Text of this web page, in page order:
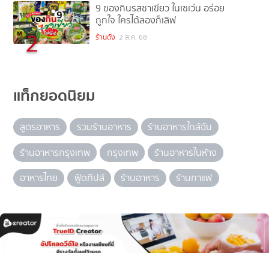
2
9 ของกินรสชาเขียว ในเซเว่น อร่อย
ถูกใจ ใครได้ลองก็เลิฟ
ร้านดัง 2 ส.ค. 68
แท็กยอดนิยม
สูตรอาหาร รวมร้านอาหาร
ร้านอาหารใกล้ฉัน
ร้านอาหารกรุงเทพ
กรุงเทพ
ร้านอาหารในห้าง
อาหารไทย
ฟู้ดทิปส์ ร้านอาหาร ร้านกาแฟ